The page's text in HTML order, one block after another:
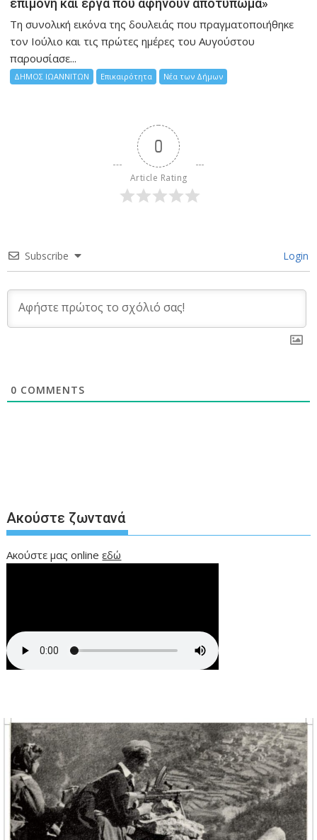
επιμονή και έργα που αφήνουν αποτύπωμα»
Τη συνολική εικόνα της δουλειάς που πραγματοποιήθηκε
τον Ιούλιο και τις πρώτες ημέρες του Αυγούστου
παρουσίασε...
ΔΗΜΟΣ ΙΩΑΝΝΙΤΩΝ Επικαιρότητα Νέα των Δήμων
0
Article Rating
Subscribe Login
0 COMMENTS
Ακούστε ζωντανά
Ακούστε μας onlineεδώ